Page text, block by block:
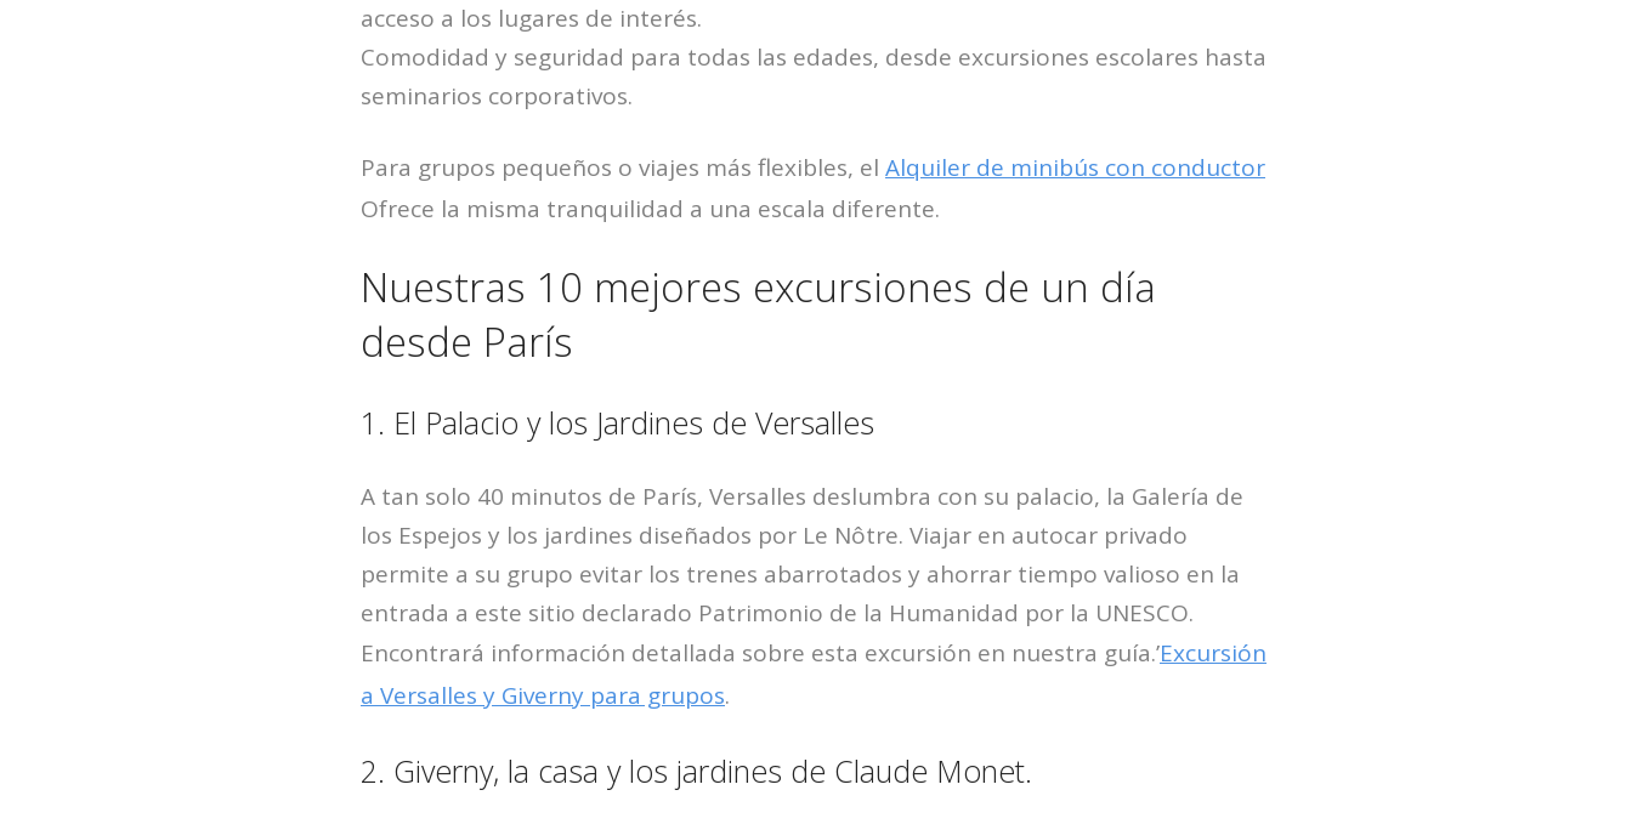
acceso a los lugares de interés.
Comodidad y seguridad para todas las edades, desde excursiones escolares hasta
seminarios corporativos.
Para grupos pequeños o viajes más flexibles, el Alquiler de minibús con conductor
Ofrece la misma tranquilidad a una escala diferente.
Nuestras 10 mejores excursiones de un día
desde París
1. El Palacio y los Jardines de Versalles
A tan solo 40 minutos de París, Versalles deslumbra con su palacio, la Galería de
los Espejos y los jardines diseñados por Le Nôtre. Viajar en autocar privado
permite a su grupo evitar los trenes abarrotados y ahorrar tiempo valioso en la
entrada a este sitio declarado Patrimonio de la Humanidad por la UNESCO.
Encontrará información detallada sobre esta excursión en nuestra guía.’Excursión
a Versalles y Giverny para grupos.
2. Giverny, la casa y los jardines de Claude Monet.